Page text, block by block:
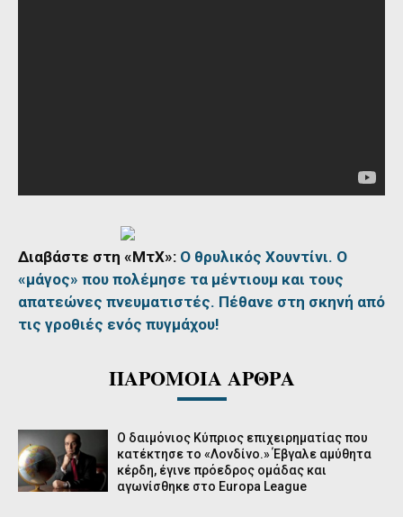
Διαβάστε στη «ΜτΧ»: Ο θρυλικός Χουντίνι. Ο
«μάγος» που πολέμησε τα μέντιουμ και τους
απατεώνες πνευματιστές. Πέθανε στη σκηνή από
τις γροθιές ενός πυγμάχου!
ΠΑΡΟΜΟΙΑ ΑΡΘΡΑ
Ο δαιμόνιος Κύπριος επιχειρηματίας που
κατέκτησε το «Λονδίνο.» Έβγαλε αμύθητα
κέρδη, έγινε πρόεδρος ομάδας και
αγωνίσθηκε στο Europa League